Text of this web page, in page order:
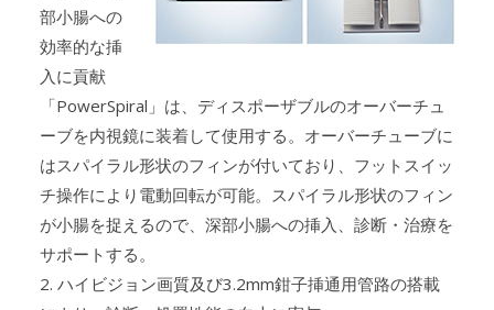
部小腸への
効率的な挿
入に貢献
「PowerSpiral」は、ディスポーザブルのオーバーチュ
ーブを内視鏡に装着して使用する。オーバーチューブに
はスパイラル形状のフィンが付いており、フットスイッ
チ操作により電動回転が可能。スパイラル形状のフィン
が小腸を捉えるので、深部小腸への挿入、診断・治療を
サポートする。
2. ハイビジョン画質及び3.2mm鉗子挿通用管路の搭載